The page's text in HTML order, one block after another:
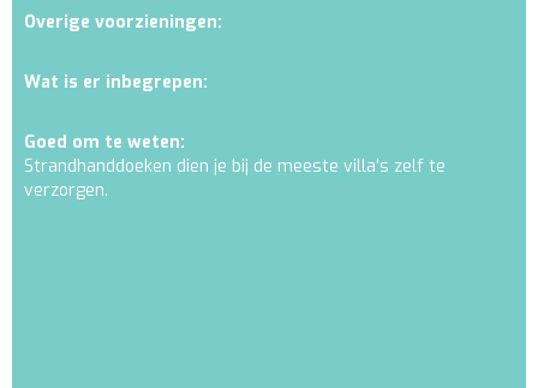
Overige voorzieningen:
Wat is er inbegrepen:
Goed om te weten:
Strandhanddoeken dien je bij de meeste villa's zelf te
verzorgen.